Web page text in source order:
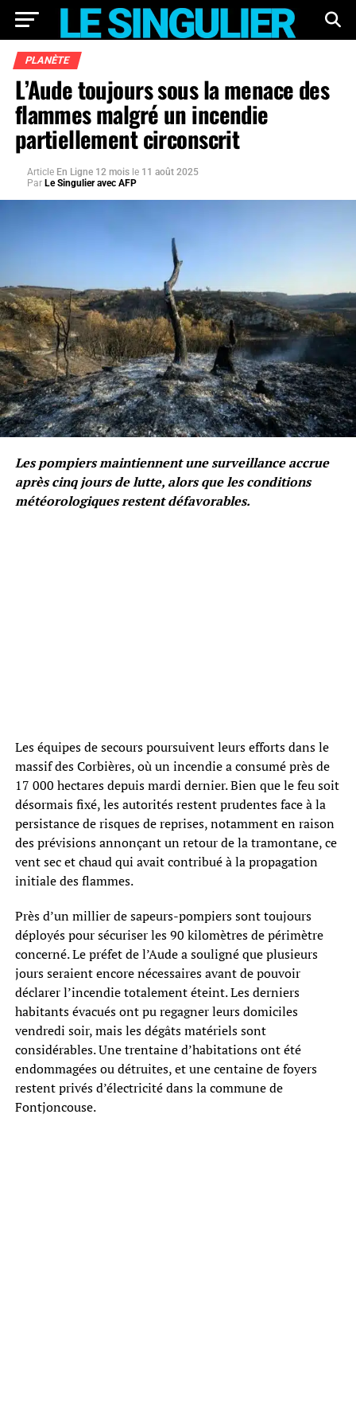
PLANÈTE
L’Aude toujours sous la menace des
flammes malgré un incendie
partiellement circonscrit
Article En Ligne 12 mois le 11 août 2025
Par Le Singulier avec AFP
Les pompiers maintiennent une surveillance accrue
après cinq jours de lutte, alors que les conditions
météorologiques restent défavorables.
Les équipes de secours poursuivent leurs efforts dans le
massif des Corbières, où un incendie a consumé près de
17 000 hectares depuis mardi dernier. Bien que le feu soit
désormais fixé, les autorités restent prudentes face à la
persistance de risques de reprises, notamment en raison
des prévisions annonçant un retour de la tramontane, ce
vent sec et chaud qui avait contribué à la propagation
initiale des flammes.
Près d’un millier de sapeurs-pompiers sont toujours
déployés pour sécuriser les 90 kilomètres de périmètre
concerné. Le préfet de l’Aude a souligné que plusieurs
jours seraient encore nécessaires avant de pouvoir
déclarer l’incendie totalement éteint. Les derniers
habitants évacués ont pu regagner leurs domiciles
vendredi soir, mais les dégâts matériels sont
considérables. Une trentaine d’habitations ont été
endommagées ou détruites, et une centaine de foyers
restent privés d’électricité dans la commune de
Fontjoncouse.